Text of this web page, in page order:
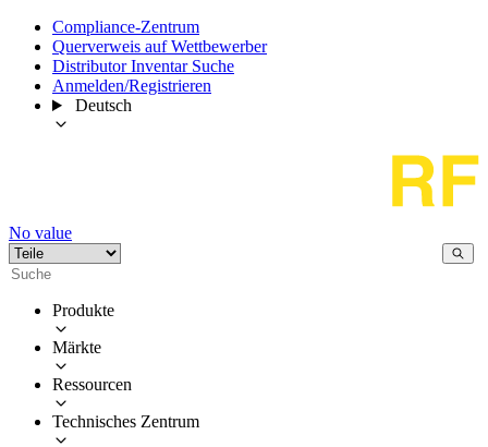
Compliance-Zentrum
Querverweis auf Wettbewerber
Distributor Inventar Suche
Anmelden/Registrieren
Deutsch
No value
Produkte
Märkte
Ressourcen
Technisches Zentrum